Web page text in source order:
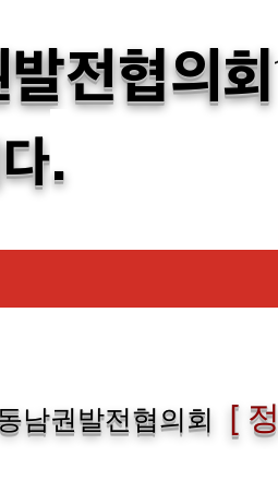
전협의회
.
남권발전협의회 [